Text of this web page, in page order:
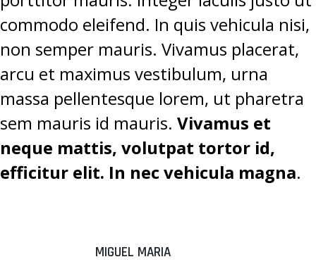
commodo eleifend. In quis vehicula nisi,
non semper mauris. Vivamus placerat,
arcu et maximus vestibulum, urna
massa pellentesque lorem, ut pharetra
sem mauris id mauris. Vivamus et
neque mattis, volutpat tortor id,
efficitur elit. In nec vehicula magna.
MIGUEL MARIA